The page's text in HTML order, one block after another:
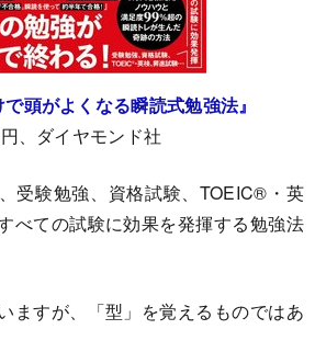
頭がよくなる瞬読式勉強法』
、ダイヤモンド社
受験勉強、資格試験、TOEIC®・英
べての試験に効果を発揮する勉強法
ますが、「型」を覚えるものではあ